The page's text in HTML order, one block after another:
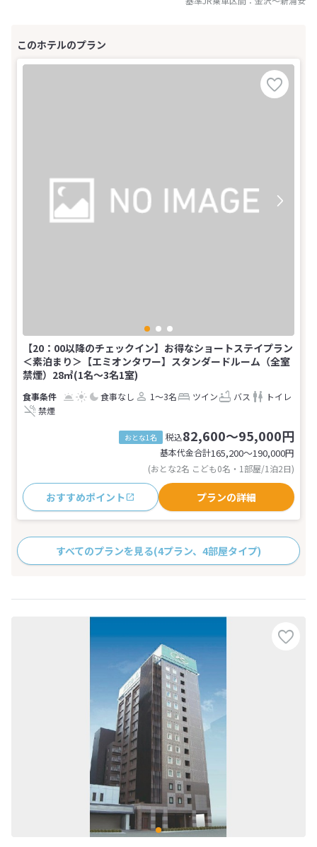
【20：00以降のチェックイン】お得なショートステイプラン
＜素泊まり＞【エミオンタワー】スタンダードルーム（全室
禁煙）28㎡(1名～3名1室)
食事なし 1～3名 ツイン バス
トイレ
禁煙
おとな1名 税込82,600～95,000円
基本代金合計165,200〜190,000円
(おとな2名 こども0名・1部屋/1泊2日)
おすすめポイント プランの詳細
すべてのプランを見る(4プラン、4部屋タイプ)